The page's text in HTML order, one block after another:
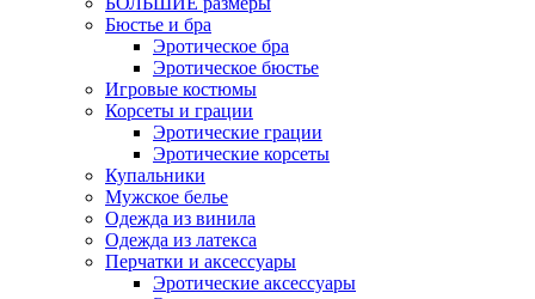
Бюстье и бра
Эротическое бра
Эротическое бюстье
Игровые костюмы
Корсеты и грации
Эротические грации
Эротические корсеты
Купальники
Мужское белье
Одежда из винила
Одежда из латекса
Перчатки и аксессуары
Эротические аксессуары